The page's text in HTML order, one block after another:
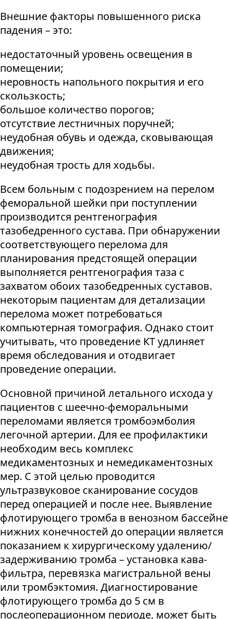
Внешние факторы повышенного риска
падения – это:
недостаточный уровень освещения в
помещении;
неровность напольного покрытия и его
скользкость;
большое количество порогов;
отсутствие лестничных поручней;
неудобная обувь и одежда, сковывающая
движения;
неудобная трость для ходьбы.
Всем больным с подозрением на перелом
феморальной шейки при поступлении
производится рентгенография
тазобедренного сустава. При обнаружении
соответствующего перелома для
планирования предстоящей операции
выполняется рентгенография таза с
захватом обоих тазобедренных суставов.
некоторым пациентам для детализации
перелома может потребоваться
компьютерная томография. Однако стоит
учитывать, что проведение КТ удлиняет
время обследования и отодвигает
проведение операции.
Основной причиной летального исхода у
пациентов с шеечно-феморальными
переломами является тромбоэмболия
легочной артерии. Для ее профилактики
необходим весь комплекс
медикаментозных и немедикаментозных
мер. С этой целью проводится
ультразвуковое сканирование сосудов
перед операцией и после нее. Выявление
флотирующего тромба в венозном бассейне
нижних конечностей до операции является
показанием к хирургическому удалению/
задерживанию тромба – установка кава-
фильтра, перевязка магистральной вены
или тромбэктомия. Диагностирование
флотирующего тромба до 5 см в
послеоперационном периоде, может быть